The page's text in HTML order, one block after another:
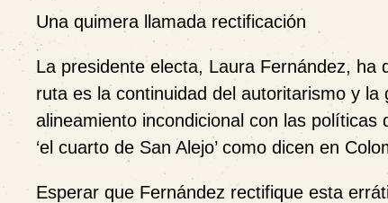
Una quimera llamada rectificación
La presidente electa, Laura Fernández,
ruta es la continuidad del autoritarismo y
alineamiento incondicional con las
‘el cuarto de San Alejo’ como dicen en
Esperar que Fernández rectifique esta